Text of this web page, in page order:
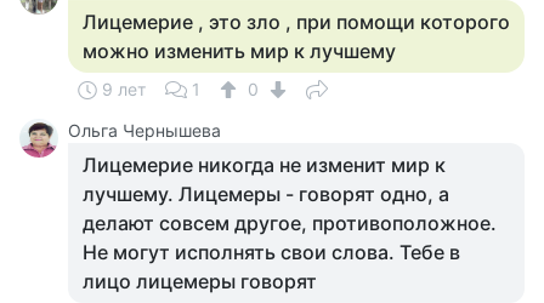
Лицемерие , это зло , при помощи которого
можно изменить мир к лучшему
9 лет 1
0
Ольга Чернышева
Лицемерие никогда не изменит мир к
лучшему. Лицемеры - говорят одно, а
делают совсем другое, противоположное.
Не могут исполнять свои слова. Тебе в
лицо лицемеры говорят